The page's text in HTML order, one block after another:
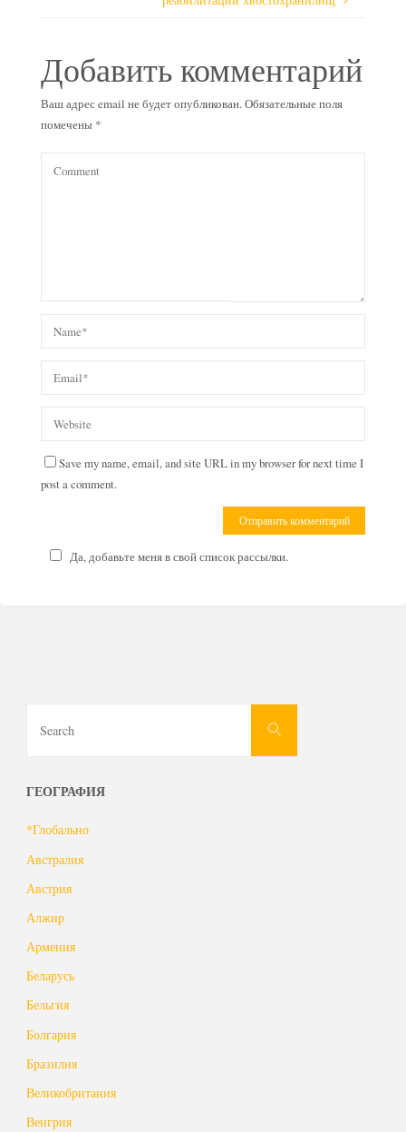
Добавить комментарий
Ваш адрес email не будет опубликован.Обязательные поля
помечены *
Save my name, email, and site URL in my browser for next time I
post a comment.
Да, добавьте меня в свой список рассылки.
Search
ГЕОГРАФИЯ
*Глобально
Австралия
Австрия
Алжир
Армения
Беларусь
Бельгия
Болгария
Бразилия
Великобритания
Венгрия